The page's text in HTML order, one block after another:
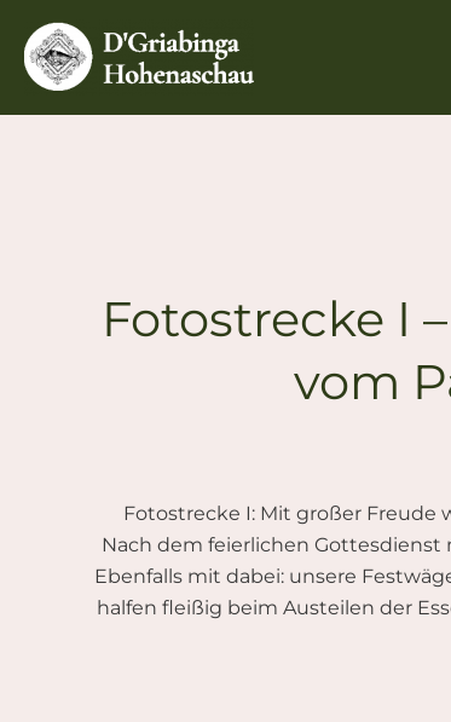
Inhalt
springen
Fotostrecke I
vom
Fotostrecke I: Mit großer Freude
Nach dem feierlichen Gottesdienst
Ebenfalls mit dabei: unsere
halfen fleißig beim Austeilen der